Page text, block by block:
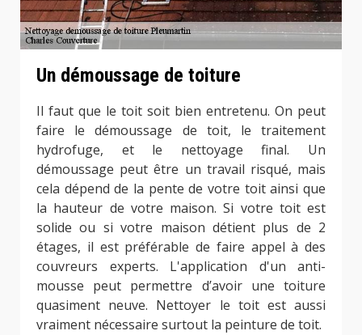
Un démoussage de toiture
Il faut que le toit soit bien entretenu. On peut
faire le démoussage de toit, le traitement
hydrofuge, et le nettoyage final. Un
démoussage peut être un travail risqué, mais
cela dépend de la pente de votre toit ainsi que
la hauteur de votre maison. Si votre toit est
solide ou si votre maison détient plus de 2
étages, il est préférable de faire appel à des
couvreurs experts. L'application d'un anti-
mousse peut permettre d’avoir une toiture
quasiment neuve. Nettoyer le toit est aussi
vraiment nécessaire surtout la peinture de toit.